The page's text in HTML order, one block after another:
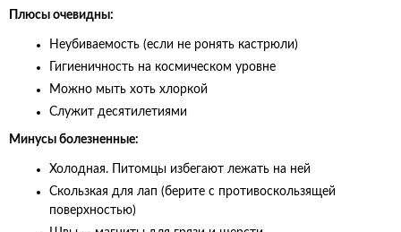
Плюсы очевидны:
Неубиваемость (если не ронять кастрюли)
Гигиеничность на космическом уровне
Можно мыть хоть хлоркой
Служит десятилетиями
Минусы болезненные:
Холодная. Питомцы избегают лежать на ней
Скользкая для лап (берите с противоскользящей
поверхностью)